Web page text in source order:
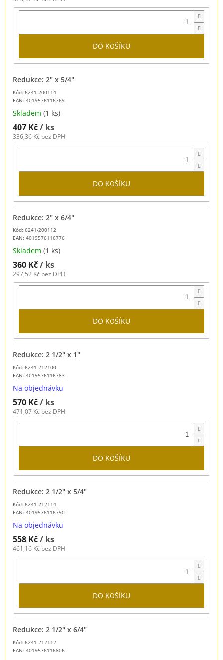
DO KOŠÍKU
Kód: 6241-200114
EAN: 4019576116769
Redukce: 2" x 5/4"
Skladem (1 ks)
407 Kč/ ks
336,36 Kč bez DPH
DO KOŠÍKU
Kód: 6241-200112
EAN: 4019576116776
Redukce: 2" x 6/4"
Skladem (1 ks)
360 Kč/ ks
297,52 Kč bez DPH
DO KOŠÍKU
Kód: 6241-212100
EAN: 4019576116783
Redukce: 2 1/2" x 1"
Na objednávku
570 Kč/ ks
471,07 Kč bez DPH
DO KOŠÍKU
Kód: 6241-212114
EAN: 4019576116790
Redukce: 2 1/2" x 5/4"
Na objednávku
558 Kč/ ks
461,16 Kč bez DPH
DO KOŠÍKU
Kód: 6241-212112
EAN: 4019576116806
Redukce: 2 1/2" x 6/4"